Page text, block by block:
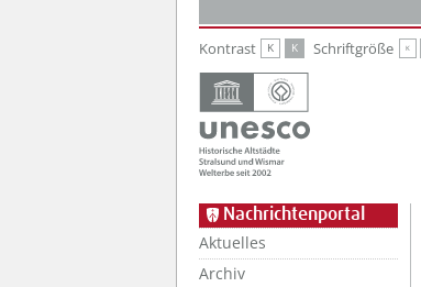
Kontrast K K Schriftgröße K
Nachrichtenportal
Aktuelles
Archiv